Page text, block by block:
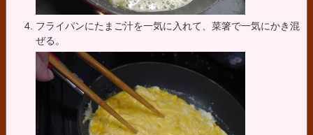
フライパンにたまご汁を一気に入れて、菜箸で一気にかき混
ぜる。